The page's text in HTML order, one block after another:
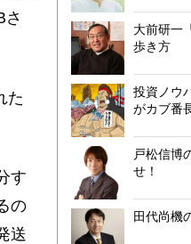
さ
た
す
の
送
大前研一
歩き方
投資ノウ
がカブ番
戸松信博
せ！
田代尚機